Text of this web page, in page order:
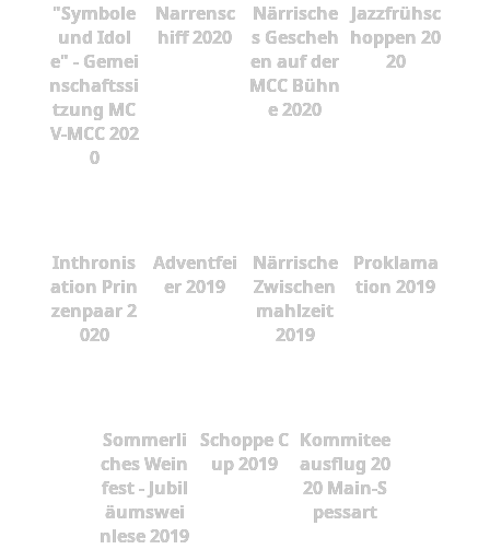
"Symbole
und Idol
e" - Gemei
nschaftssi
tzung MC
V-MCC 202
0
Narrensc
hiff 2020
Närrische
s Gescheh
en auf der
MCC Bühn
e 2020
Jazzfrühsc
hoppen 20
20
Inthronis
ation Prin
zenpaar 2
020
Adventfei
er 2019
Närrische
Zwischen
mahlzeit
2019
Proklama
tion 2019
Sommerli
ches Wein
fest - Jubil
äumswei
nlese 2019
Schoppe C
up 2019
Kommitee
ausflug 20
20 Main-S
pessart